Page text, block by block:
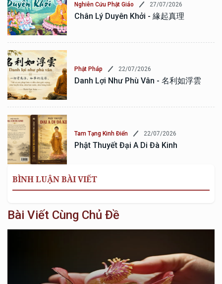
Nghiên Cứu Phật Giáo 27/07/2026
Chân Lý Duyên Khởi - 緣起真理
Phật Pháp 22/07/2026
Danh Lợi Như Phù Vân - 名利如浮雲
Tam Tạng Kinh Điển 22/07/2026
Phật Thuyết Đại A Di Đà Kinh
BÌNH LUẬN BÀI VIẾT
Bài Viết Cùng Chủ Đề